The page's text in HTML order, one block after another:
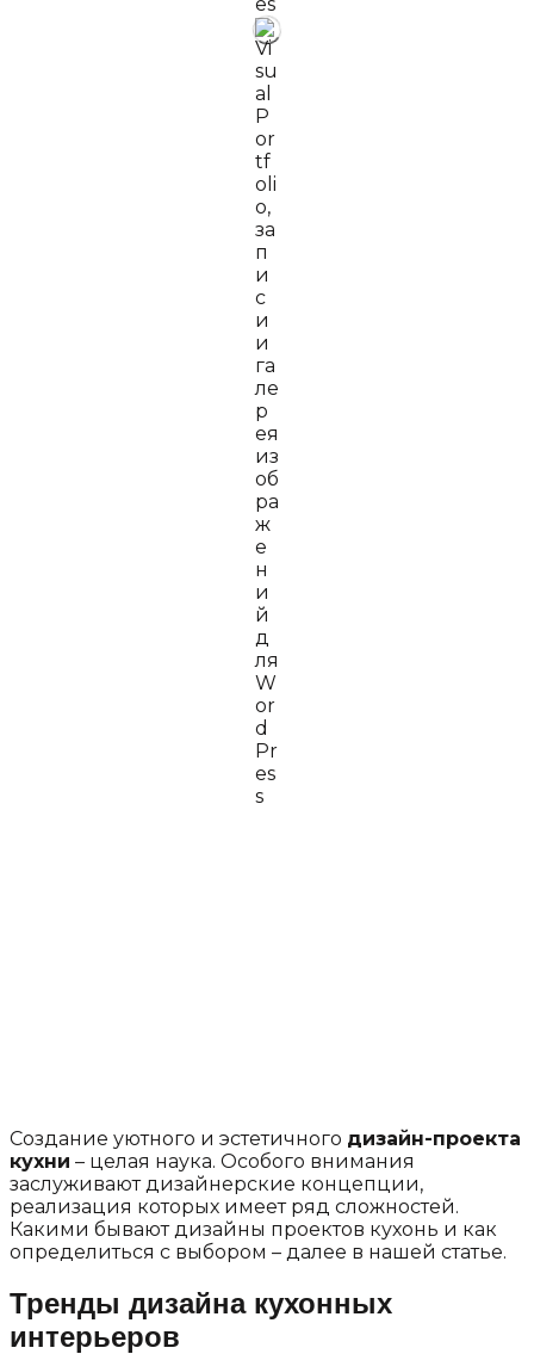
Создание уютного и эстетичного дизайн-проекта
кухни – целая наука. Особого внимания
заслуживают дизайнерские концепции,
реализация которых имеет ряд сложностей.
Какими бывают дизайны проектов кухонь и как
определиться с выбором – далее в нашей статье.
Тренды дизайна кухонных
интерьеров